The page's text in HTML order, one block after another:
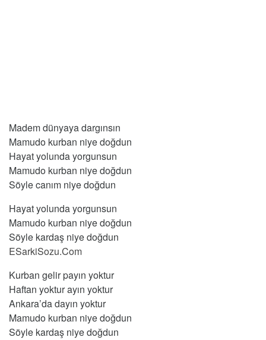
Madem dünyaya dargınsın
Mamudo kurban niye doğdun
Hayat yolunda yorgunsun
Mamudo kurban niye doğdun
Söyle canım niye doğdun
Hayat yolunda yorgunsun
Mamudo kurban niye doğdun
Söyle kardaş niye doğdun
ESarkiSozu.Com
Kurban gelir payın yoktur
Haftan yoktur ayın yoktur
Ankara’da dayın yoktur
Mamudo kurban niye doğdun
Söyle kardaş niye doğdun